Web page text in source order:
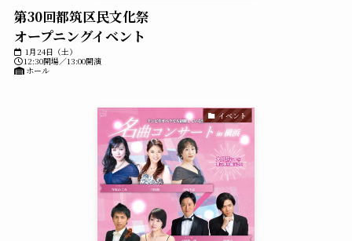
第30回都筑区民文化祭
オープニングイベント
1月24日（土）
12:30開場／13:00開演
ホール
イベント